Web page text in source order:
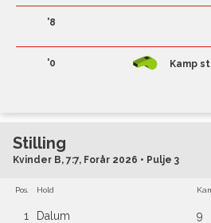
'8
'0 Kamp
Stilling
Kvinder B, 7:7, Forår 2026 • Pulje 3
Pos. Hold
1 Dalum 9